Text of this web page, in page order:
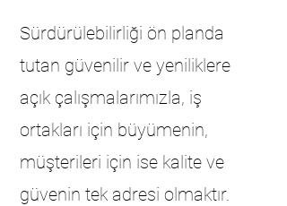
Sürdürülebilirliği ön planda
tutan güvenilir ve yeniliklere
açık çalışmalarımızla, iş
ortakları için büyümenin,
müşterileri için ise kalite ve
güvenin tek adresi olmaktır.